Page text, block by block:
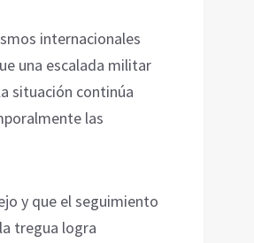
internacionales
una escalada militar
situación continúa
las
y que el seguimiento
tregua logra